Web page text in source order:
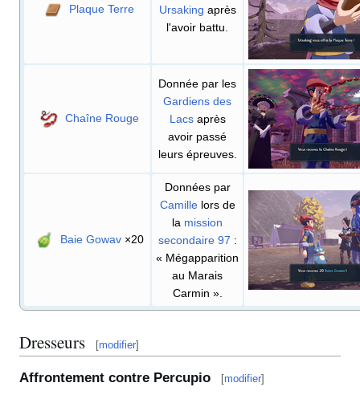
Plaque Terre
Ursaking après
l'avoir battu.
Chaîne Rouge
Donnée par les
Gardiens des
Lacsaprès
avoir passé
leurs épreuves.
Baie Gowav×20
Données par
Camillelors de
la mission
secondaire 97 :
« Mégapparition
au Marais
Carmin ».
Dresseurs [modifier]
Affrontement contre Percupio [modifier]